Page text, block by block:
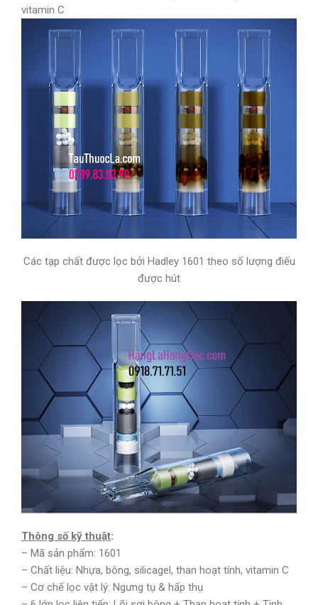
vitamin C
Các tạp chất được lọc bởi Hadley 1601 theo số lượng điếu
được hút
Thông số kỹ thuật:
– Mã sản phẩm: 1601
– Chất liệu: Nhựa, bông, silicagel, than hoạt tính, vitamin C
– Cơ chế lọc vật lý: Ngưng tụ & hấp thụ